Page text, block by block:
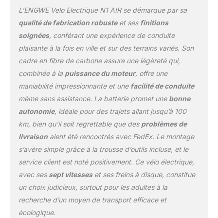
𝗰𝗼𝘂𝗽𝗹𝗲 par rapport à un
peut détecter avec
précision chacun de vos
pas et rendre la
𝗰𝗼𝗻𝗱𝘂𝗶𝘁𝗲 𝗽𝗹𝘂𝘀 𝗱𝗼𝘂𝗰𝗲
𝗲𝘁 𝗽𝗹𝘂𝘀 𝘀û𝗿𝗲 𝘀𝗮𝗻𝘀
𝗱é𝗹𝗮𝗶. ★𝗧𝗿è𝘀 𝗹𝗼𝗻𝗴𝘂𝗲
𝗱𝘂𝗿é𝗲 𝗱𝗲 𝘃𝗶𝗲 𝗱𝗲 𝗹𝗮
𝗯𝗮𝘁𝘁𝗲𝗿𝗶𝗲: 𝗯𝗮𝘁𝘁𝗲𝗿𝗶𝗲
𝗿𝗲𝗺𝗽𝗹𝗮ç𝗮𝗯𝗹𝗲 𝟯𝟲𝗩
𝟭𝟬𝗔𝗵, peut parcourir
jusqu'à 𝟭𝟬𝟬𝗸𝗺 en mode
d'assistance en 𝟭è𝗿𝗲
𝘃𝗶𝘁𝗲𝘀𝘀𝗲, é𝗾𝘂𝗶𝗹𝗶𝗯𝗿𝗲
𝗹é𝗴è𝗿𝗲𝘁é 𝗲𝘁
𝗲𝘅𝗽é𝗿𝗶𝗲𝗻𝗰𝗲, rendant la
confortable. La
conception de la batterie
L’ENGWE Velo Electrique N1 AIR se démarque par sa
qualité de fabrication robusteet ses finitions
soignées, conférant une expérience de conduite
plaisante à la fois en ville et sur des terrains variés. Son
cadre en fibre de carbone assure une légèreté qui,
combinée à la puissance du moteur, offre une
maniabilité impressionnante et une facilité de conduite
même sans assistance. La batterie promet une bonne
autonomie, idéale pour des trajets allant jusqu’à 100
km, bien qu’il soit regrettable que des problèmes de
livraisonaient été rencontrés avec FedEx. Le montage
s’avère simple grâce à la trousse d’outils incluse, et le
service client est noté positivement. Ce vélo électrique,
avec ses sept vitesseset ses freins à disque, constitue
un choix judicieux, surtout pour les adultes à la
recherche d’un moyen de transport efficace et
écologique.